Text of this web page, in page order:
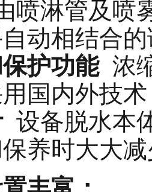
喷淋管及喷
动相结合
护功能浓
国内外技
设备脱水本
养时大大